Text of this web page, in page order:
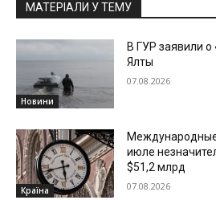
МАТЕРІАЛИ У ТЕМУ
Новини
В ГУР заявили
Ялты
07.08.2026
Країна
июле
$51,2 млрд
07.08.2026